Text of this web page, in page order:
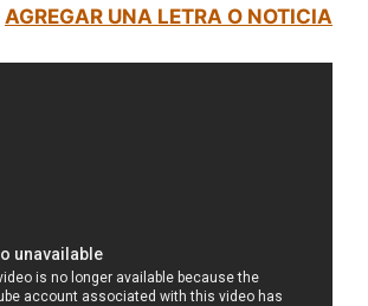
AGREGAR UNA LETRA O NOTICIA